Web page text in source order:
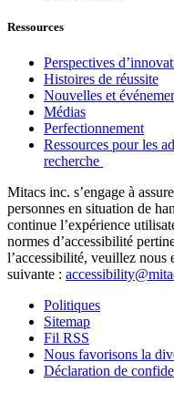
Ressources
Perspectives
Histoires de réussite
Nouvelles et
Médias
Perfectionnement
Ressources pour les
recherche
Mitacs inc. s’engage à
personnes en situation de
continue l’expérience
normes d’accessibilité
l’accessibilité, veuillez nous
suivante :
Politiques
Sitemap
Fil RSS
Nous favorisons la
Déclaration de